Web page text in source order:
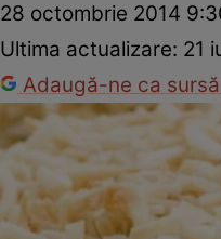
28 octombrie 2014
Ultima actualizare: 21
Adaugă-ne ca